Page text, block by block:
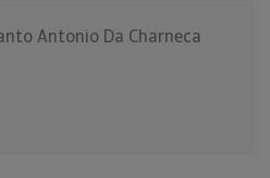
Antonio Da Charneca